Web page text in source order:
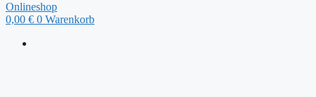
Onlineshop
0,00 € 0 Warenkorb